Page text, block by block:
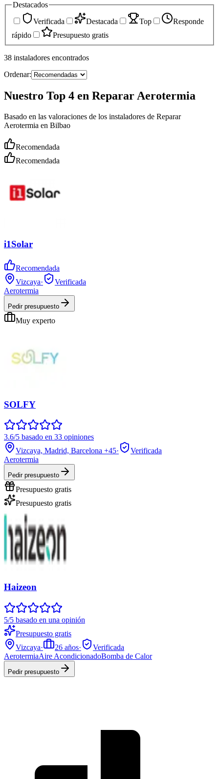
Destacados
Verificada
Destacada Top
Responde
rápido
Presupuesto gratis
38 instaladores encontrados
Ordenar:
Nuestro Top 4 en Reparar Aerotermia
Basado en las valoraciones de los instaladores de Reparar
Aerotermia en Bilbao
Recomendada
Recomendada
i1Solar
Recomendada
Vizcaya·
Verificada
Aerotermia
Pedir presupuesto
Muy experto
SOLFY
3.6/5 basado en 33 opiniones
Vizcaya, Madrid, Barcelona +45·
Verificada
Aerotermia
Pedir presupuesto
Presupuesto gratis
Presupuesto gratis
Haizeon
5/5 basado en una opinión
Presupuesto gratis
Vizcaya· 26 años·
Verificada
AerotermiaAire AcondicionadoBomba de Calor
Pedir presupuesto